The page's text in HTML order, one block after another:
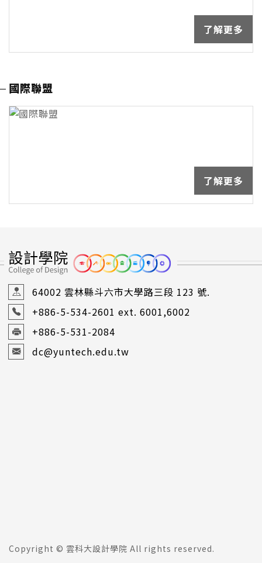
了解更多
國際聯盟
了解更多
64002 雲林縣斗六市大學路三段 123 號.
+886-5-534-2601 ext. 6001,6002
+886-5-531-2084
dc@yuntech.edu.tw
Copyright © 雲科大設計學院 All rights reserved.